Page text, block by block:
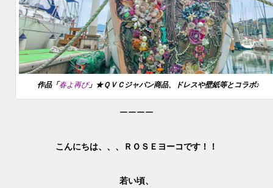
作品「春よ再び」★ＱＶＣジャパン商品、ドレスや壁紙等とコラボ♪
ーーーー
こんにちは、、、ＲＯＳＥヨーコです！！
若い頃、